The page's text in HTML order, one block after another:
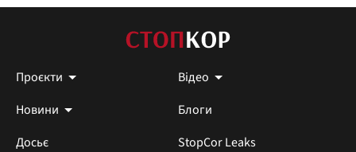
Проєкти
Відео
Новини
Блоги
Досьє
StopCor Leaks